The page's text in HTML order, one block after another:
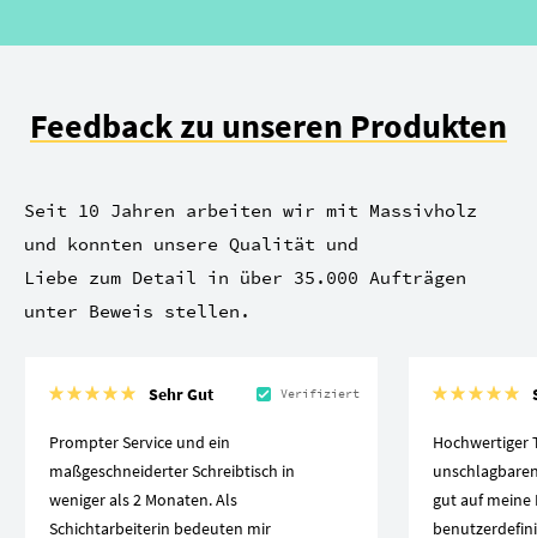
Feedback zu unseren Produkten
Seit 10 Jahren arbeiten wir mit Massivholz
und konnten unsere Qualität und
Liebe zum Detail in über 35.000 Aufträgen
unter Beweis stellen.
Sehr Gut Verifiziert
Prompter Service und ein
maßgeschneiderter Schreibtisch in
weniger als 2 Monaten. Als
Schichtarbeiterin bedeuten mir
Hochwertiger
gut auf meine